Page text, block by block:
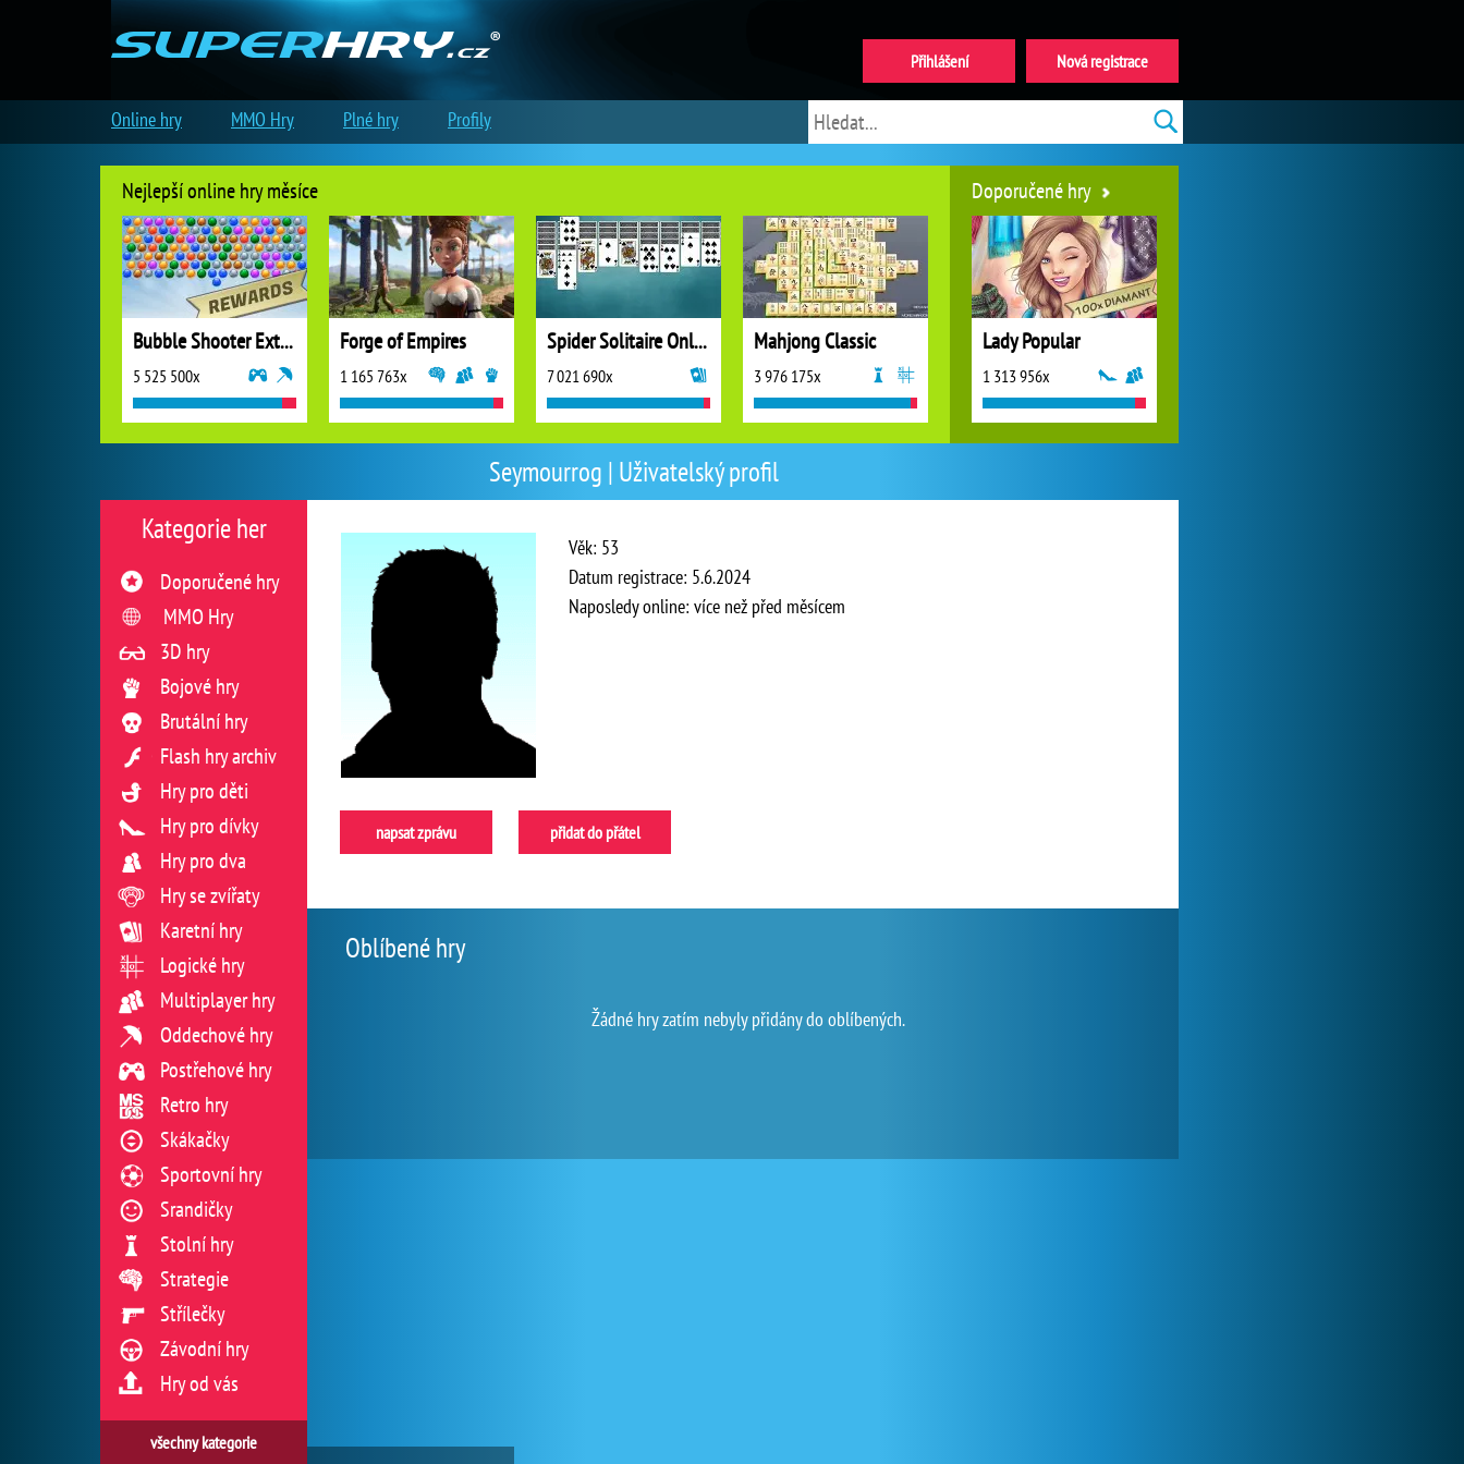
Seymourrog | Uživatelský profil
Věk: 53
Datum registrace: 5.6.2024
Naposledy online: více než před měsícem
napsat zprávu přidat do přátel
Oblíbené hry
Žádné hry zatím nebyly přidány do oblíbených.
Kategorie her
Doporučené hry
MMO Hry
3D hry
Bojové hry
Brutální hry
Flash hry archiv
Hry pro děti
Hry pro dívky
Hry pro dva
Hry se zvířaty
Karetní hry
Logické hry
Multiplayer hry
Oddechové hry
Postřehové hry
Retro hry
Skákačky
Sportovní hry
Srandičky
Stolní hry
Strategie
Střílečky
Závodní hry
Hry od vás
všechny kategorie
Nejlepší online hry měsíce
Bubble Shooter Extreme
5 525 500x
Forge of Empires
1 165 763x
Spider Solitaire Online
7 021 690x
Mahjong Classic
3 976 175x
Doporučené hry
Lady Popular
1 313 956x
Nová registrace
Přihlášení
Online hry MMO Hry Plné hry Profily